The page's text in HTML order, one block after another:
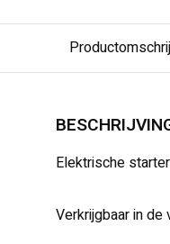
Elektrische
Verkrijgbaar in